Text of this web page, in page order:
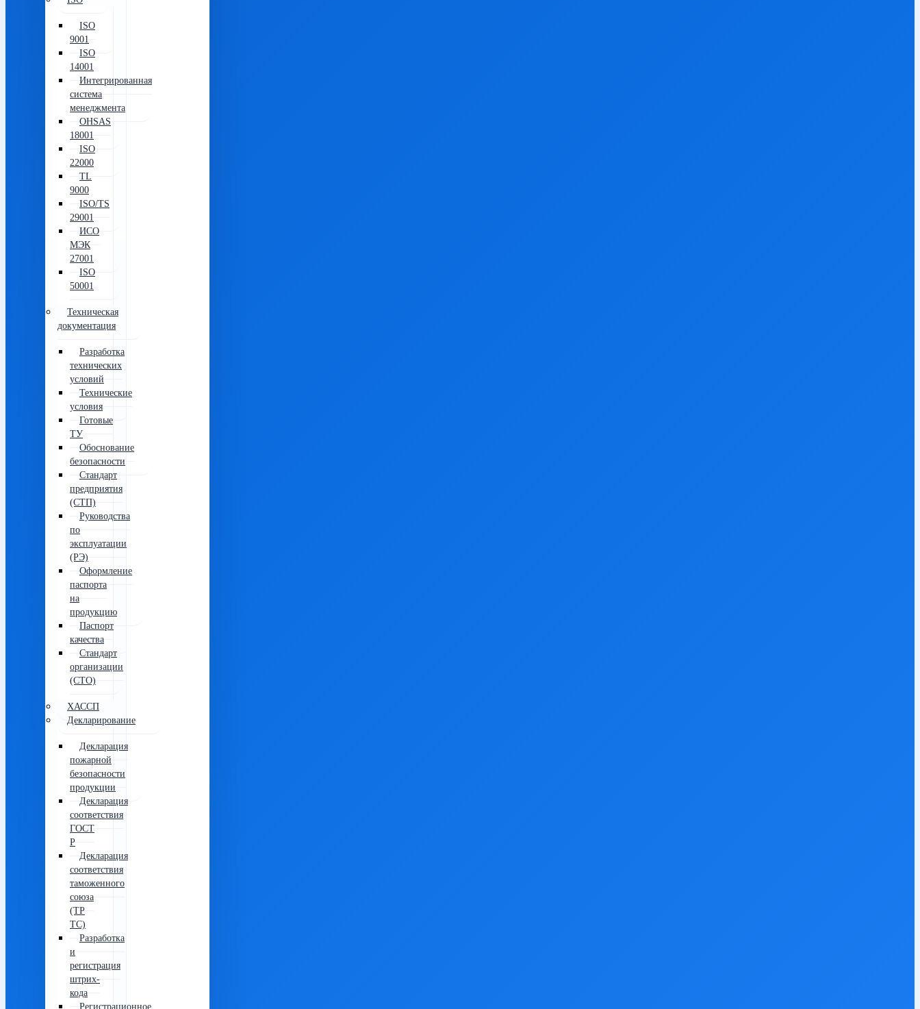
ISO
9001
ISO
14001
Интегрированная
система
менеджмента
OHSAS
18001
ISO
22000
TL
9000
ISO/TS
29001
ИСО
МЭК
27001
ISO
50001
Техническая
документация
Разработка
технических
условий
Технические
условия
Готовые
ТУ
Обоснование
безопасности
Стандарт
предприятия
(СТП)
Руководства
по
эксплуатации
(РЭ)
Оформление
паспорта
на
продукцию
Паспорт
качества
Стандарт
организации
(СТО)
ХАССП
Декларирование
Декларация
пожарной
безопасности
продукции
Декларация
соответствия
ГОСТ
Р
Декларация
соответствия
таможенного
союза
(ТР
ТС)
Разработка
и
регистрация
штрих-
кода
Регистрационное